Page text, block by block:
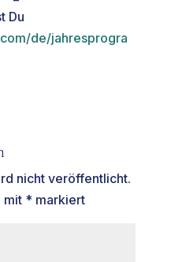
Du
de/jahresprogra
nicht veröffentlicht.
mit *markiert